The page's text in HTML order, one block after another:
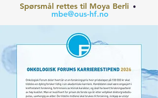
Spørsmål rettes til Moya Berli •
mbe@ous-hf.no